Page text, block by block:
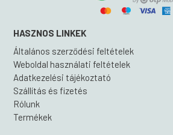
HASZNOS LINKEK
Általános szerződési feltételek
Weboldal használati feltételek
Adatkezelési tájékoztató
Szállítás és fizetés
Rólunk
Termékek